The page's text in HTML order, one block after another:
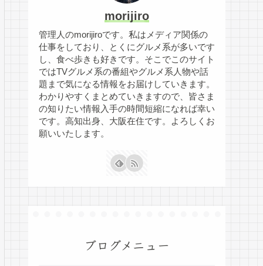
morijiro
管理人のmorijiroです。私はメディア関係の
仕事をしており、とくにグルメ系が多いです
し、食べ歩きも好きです。そこでこのサイト
ではTVグルメ系の番組やグルメ系人物や話
題まで気になる情報をお届けしていきます。
わかりやすくまとめていきますので、皆さま
の知りたい情報入手の時間短縮になれば幸い
です。高知出身、大阪在住です。よろしくお
願いいたします。
ブログメニュー